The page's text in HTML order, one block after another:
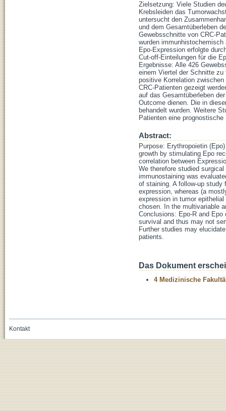
Zielsetzung: Viele Studien
Krebsleiden das
untersucht den
und dem Gesamtüberleben
Gewebsschnitte von CRC-
wurden
Epo-Expression erfolgte
Cut-off-Einteilungen für die
Ergebnisse: Alle 426
einem Viertel der Schnitte zu
positive Korrelation
CRC-Patienten gezeigt
auf das Gesamtüberleben
Outcome dienen. Die in
behandelt wurden. Weitere
Patienten eine
Abstract:
Purpose: Erythropoietin
growth by stimulating Epo
correlation between
We therefore studied
immunostaining was
of staining. A follow-up study
expression, whereas (a
expression in tumor
chosen. In the multivariable
Conclusions: Epo-R and
survival and thus may not
Further studies may
patients.
Das Dokument
4 Medizinische
Kontakt